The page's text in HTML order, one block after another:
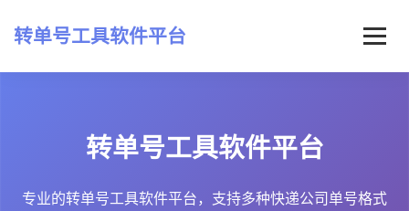
转单号工具软件平台
常见问题
最新资讯
转单号工具软件平台
专业的转单号工具软件平台，支持多种快递公司单号格式